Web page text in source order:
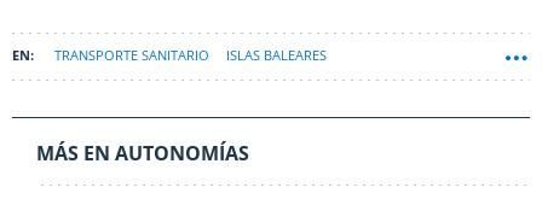
TRANSPORTE SANITARIO ISLAS BALEARES
MÁS EN AUTONOMÍAS